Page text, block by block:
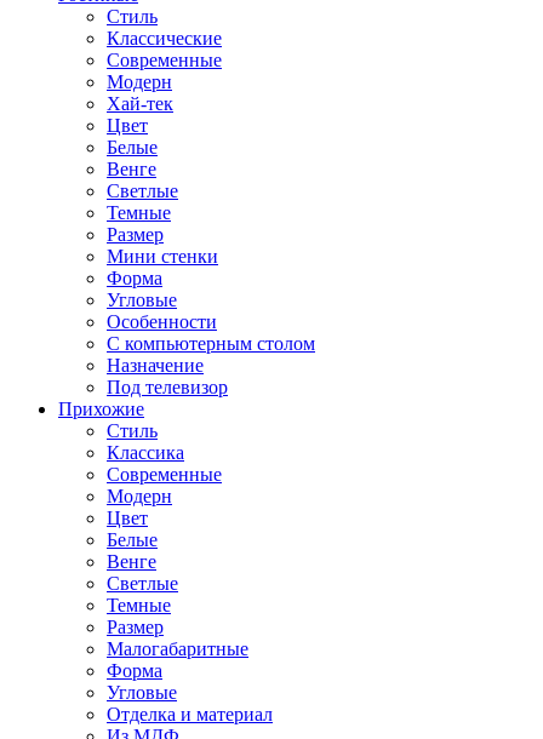
Стиль
Классические
Современные
Модерн
Хай-тек
Цвет
Белые
Венге
Светлые
Темные
Размер
Мини стенки
Форма
Угловые
Особенности
С компьютерным столом
Назначение
Под телевизор
Прихожие
Стиль
Классика
Современные
Модерн
Цвет
Белые
Венге
Светлые
Темные
Размер
Малогабаритные
Форма
Угловые
Отделка и материал